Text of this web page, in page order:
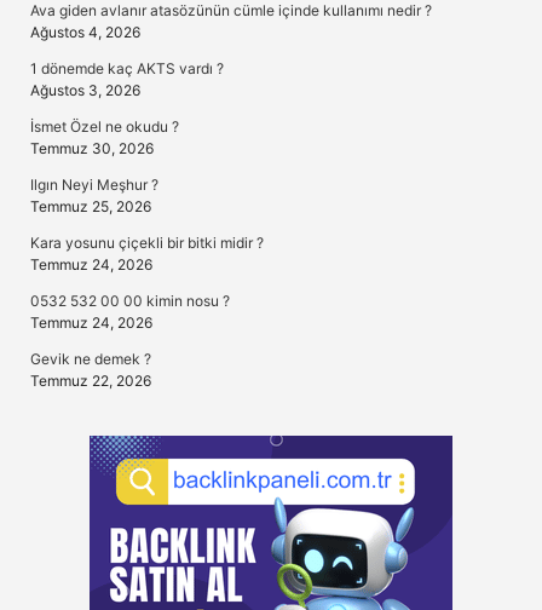
Ava giden avlanır atasözünün cümle içinde kullanımı nedir ?
Ağustos 4, 2026
1 dönemde kaç AKTS vardı ?
Ağustos 3, 2026
İsmet Özel ne okudu ?
Temmuz 30, 2026
Ilgın Neyi Meşhur ?
Temmuz 25, 2026
Kara yosunu çiçekli bir bitki midir ?
Temmuz 24, 2026
0532 532 00 00 kimin nosu ?
Temmuz 24, 2026
Gevik ne demek ?
Temmuz 22, 2026